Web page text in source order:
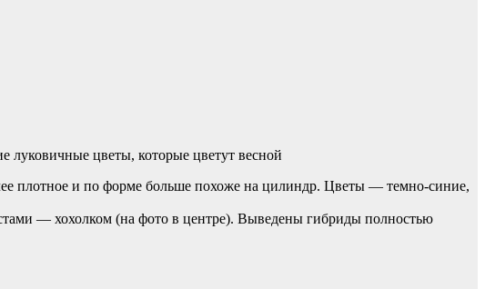
луковичные цветы, которые цветут весной
плотное и по форме больше похоже на цилиндр. Цветы — темно-синие,
— хохолком (на фото в центре). Выведены гибриды полностью